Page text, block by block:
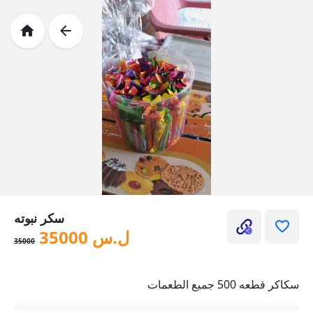
سكر نبوته
ل.س 35000
35000
سكاكر قطعه 500 جميع الطعمات